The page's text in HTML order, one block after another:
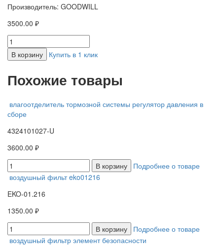
Производитель: GOODWILL
3500.00 ₽
В корзину Купить в 1 клик
Похожие товары
влагоотделитель тормозной системы регулятор давления в
сборе
4324101027-U
3600.00 ₽
В корзину
Подробнее о товаре
воздушный фильт eko01216
EKO-01.216
1350.00 ₽
В корзину
Подробнее о товаре
воздушный фильтр элемент безопасности